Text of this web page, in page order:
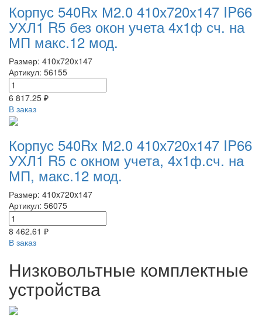
Корпус 540Rx М2.0 410х720х147 IP66
УХЛ1 R5 без окон учета 4х1ф сч. на
МП макс.12 мод.
Размер: 410x720x147
Артикул: 56155
6 817.25 ₽
В заказ
Корпус 540Rx М2.0 410х720х147 IP66
УХЛ1 R5 с окном учета, 4х1ф.сч. на
МП, макс.12 мод.
Размер: 410x720x147
Артикул: 56075
8 462.61 ₽
В заказ
Низковольтные комплектные
устройства